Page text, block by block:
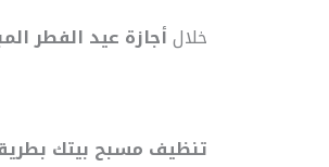
خلالأجازة عيد الفطر
تنظيف مسبح بيتك